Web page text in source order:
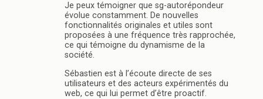
Je peux témoigner que sg-autorépondeur
évolue constamment. De nouvelles
fonctionnalités originales et utiles sont
proposées à une fréquence très rapprochée,
ce qui témoigne du dynamisme de la
société.
Sébastien est à l’écoute directe de ses
utilisateurs et des acteurs expérimentés du
web, ce qui lui permet d’être proactif.